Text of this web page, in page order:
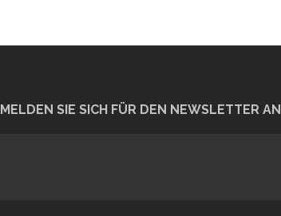
MELDEN SIE SICH FÜR DEN NEWSLETTER AN